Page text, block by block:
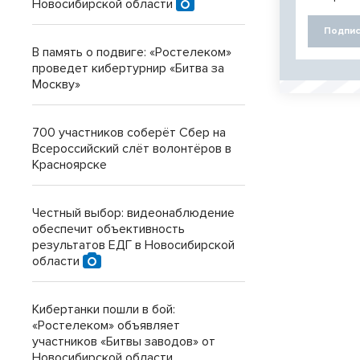
Новосибирской области
В память о подвиге: «Ростелеком»
проведет кибертурнир «Битва за
Москву»
700 участников соберёт Сбер на
Всероссийский слёт волонтёров в
Красноярске
Честный выбор: видеонаблюдение
обеспечит объективность
результатов ЕДГ в Новосибирской
области
Кибертанки пошли в бой:
«Ростелеком» объявляет
участников «Битвы заводов» от